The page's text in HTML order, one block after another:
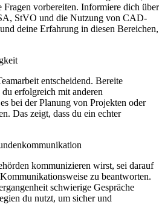
Fragen vorbereiten. Informiere dich über
StVO und die Nutzung von CAD-
deine Erfahrung in diesen Bereichen,
entscheidend. Bereite
erfolgreich mit anderen
bei der Planung von Projekten oder
Das zeigt, dass du ein echter
kommunizieren wirst, sei darauf
zu beantworten.
schwierige Gespräche
du nutzt, um sicher und